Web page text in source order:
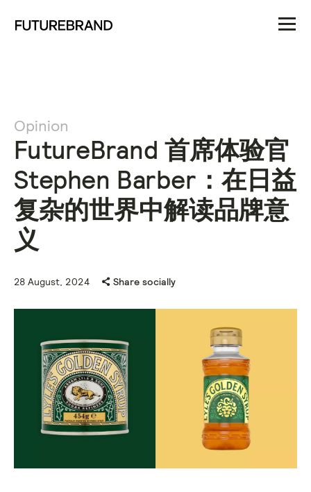
Opinion
FutureBrand 首席体验官
Stephen Barber：在日益
复杂的世界中解读品牌意
义
28 August, 2024 Share socially